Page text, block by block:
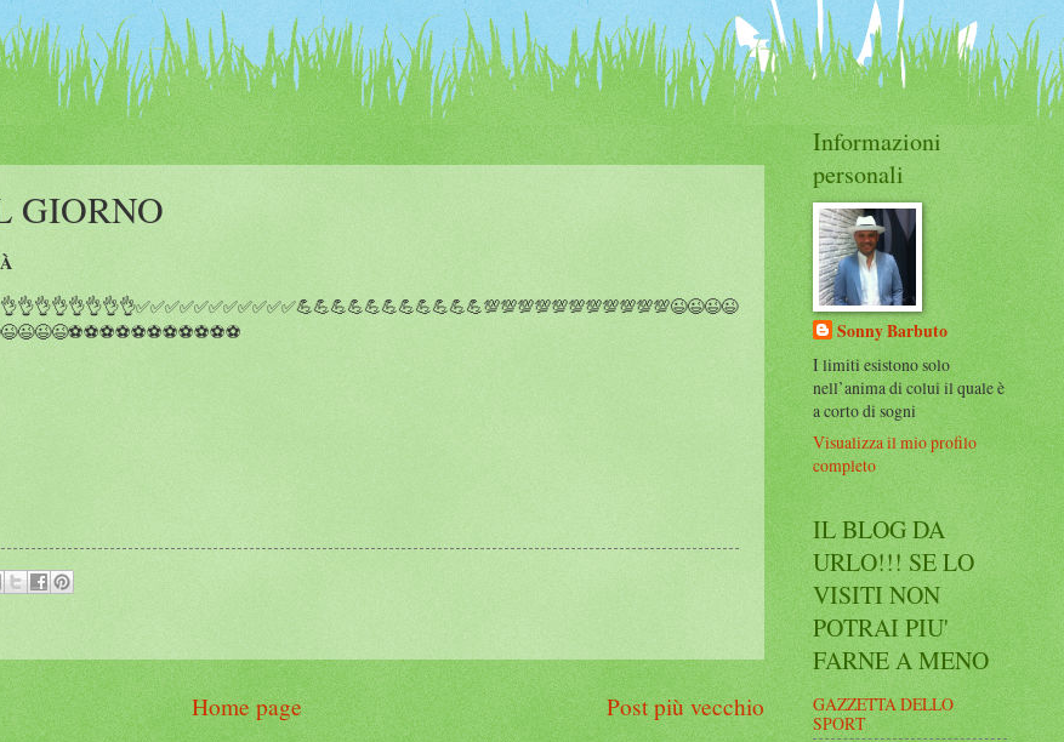
GIORNO
Post più vecchio
Home page
Informazioni
personali
Sonny Barbuto
I limiti esistono solo
nell’anima di colui il quale è
a corto di sogni
Visualizza il mio profilo
completo
IL BLOG DA
URLO!!! SE LO
VISITI NON
POTRAI PIU'
FARNE A MENO
GAZZETTA DELLO
SPORT